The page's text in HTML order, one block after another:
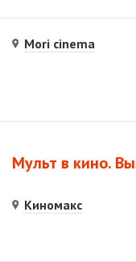
Mori cinema
Мульт в кино.
Киномакс